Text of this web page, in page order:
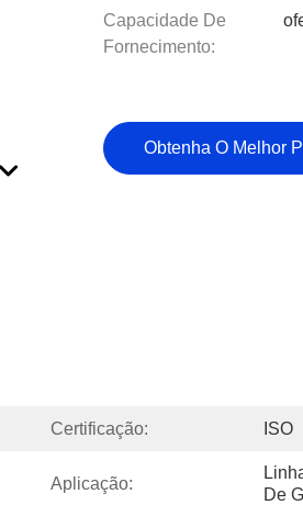
Capacidade De
Fornecimento:
Obtenha O Melhor
Certificação: ISO
Aplicação:
De